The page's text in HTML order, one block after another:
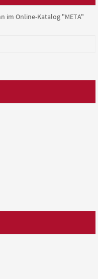
im Online-Katalog "META"